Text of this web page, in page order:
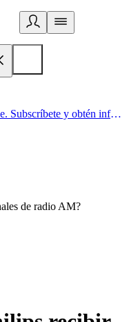
Acá comienza un estilo de vida saludable. Subscríbete y obtén información de primera mano
de radio AM?